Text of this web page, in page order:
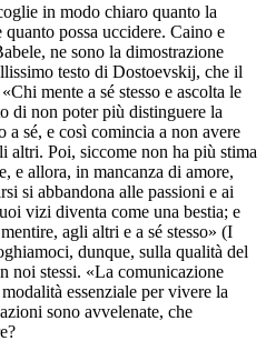
in modo chiaro quanto la
possa uccidere. Caino e
ne sono la dimostrazione
testo di Dostoevskij, che il
mente a sé stesso e ascolta le
di non poter più distinguere la
a sé, e così comincia a non avere
altri. Poi, siccome non ha più stima
e allora, in mancanza di amore,
si abbandona alle passioni e ai
vizi diventa come una bestia; e
agli altri e a sé stesso» (I
dunque, sulla qualità del
noi stessi. «La comunicazione
essenziale per vivere la
sono avvelenate, che